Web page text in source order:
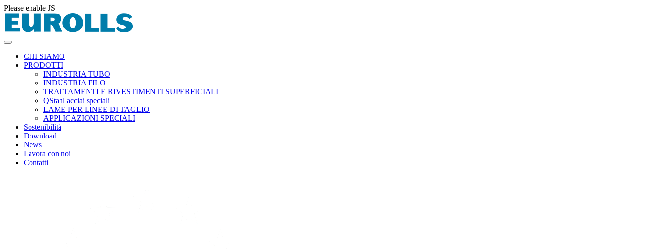
Please enable JS
CHI SIAMO
PRODOTTI
INDUSTRIA TUBO
INDUSTRIA FILO
TRATTAMENTI E RIVESTIMENTI SUPERFICIALI
QStahl acciai speciali
LAME PER LINEE DI TAGLIO
APPLICAZIONI SPECIALI
Sostenibilità
Download
News
Lavora con noi
Contatti